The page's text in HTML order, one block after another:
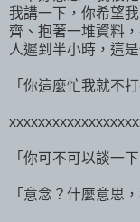
我講一下，你希望
齊、抱著一堆資料
人遲到半小時，這
「你這麼忙我就不打
「你可不可以談一
「意念？什麼意思